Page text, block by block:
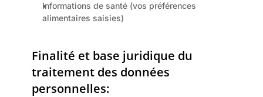
Informations de santé (vos préférences
alimentaires saisies)
Finalité et base juridique du
traitement des données
personnelles: